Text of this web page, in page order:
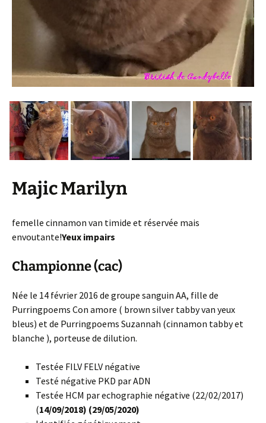
Majic Marilyn
femelle cinnamon van timide et réservée mais
envoutante!Yeux impairs
Championne (cac)
Née le 14 février 2016 de groupe sanguin AA, fille de
Purringpoems Con amore ( brown silver tabby van yeux
bleus) et de Purringpoems Suzannah (cinnamon tabby et
blanche ), porteuse de dilution.
Testée FILV FELV négative
Testé négative PKD par ADN
Testée HCM par echographie négative (22/02/2017)
(14/09/2018) (29/05/2020)